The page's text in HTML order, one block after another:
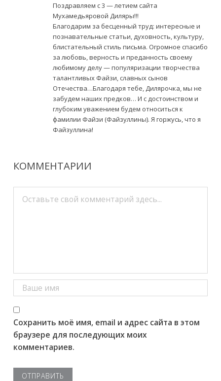
Поздравляем с 3 — летием сайта
Мухамедьяровой Диляры!!!
Благодарим за бесценный труд: интересные и
познавательные статьи, духовность, культуру,
блистательный стиль письма. Огромное спасибо
за любовь, верность и преданность своему
любимому делу — популяризации творчества
талантливых Файзи, славных сынов
Отечества…Благодаря тебе, Дилярочка, мы не
забудем наших предков… И с достоинством и
глубоким уважением будем относиться к
фамилии Файзи (Файзуллины). Я горжусь, что я
Файзуллина!
КОММЕНТАРИИ
Сохранить моё имя, email и адрес сайта в этом
браузере для последующих моих
комментариев.